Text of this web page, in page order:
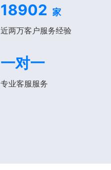
18902 家
近两万客户服务经验
一对一
专业客服服务